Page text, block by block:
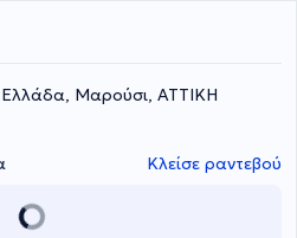
εμπειρία. Τέλος, εξειδικεύεται στη
συνεργάζεται με αρκετές
Μαρούσι, ΑΤΤΙΚΗ
Κλείσε ραντεβού